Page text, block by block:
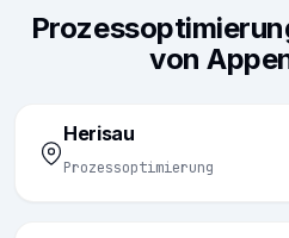
von
Herisau
Prozessoptimierung